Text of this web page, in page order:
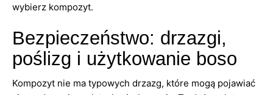
wybierz kompozyt.
Bezpieczeństwo: drzazgi,
poślizg i użytkowanie boso
Kompozyt nie ma typowych drzazg, które mogą pojawiać